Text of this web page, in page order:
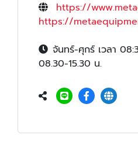
https://
https://
จันทร์-ศุกร์ เวลา
08.30-15.30 น.